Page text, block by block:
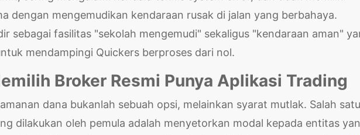
dengan mengemudikan kendaraan rusak di jalan yang berbahaya.
sebagai fasilitas "sekolah mengemudi" sekaligus "kendaraan aman"
mendampingi Quickers berproses dari nol.
Broker Resmi Punya Aplikasi Trading
dana bukanlah sebuah opsi, melainkan syarat mutlak. Salah satu
dilakukan oleh pemula adalah menyetorkan modal kepada entitas